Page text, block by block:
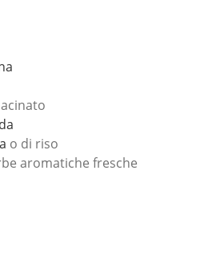
o di riso
aromatiche fresche